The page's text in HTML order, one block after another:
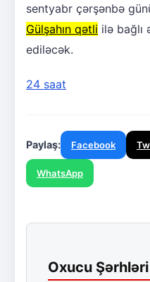
sentyabr çərşənbə
Gülşahın qətli ilə bağlı
ediləcək.
24 saat
Paylaş: Facebook
WhatsApp
Oxucu Şərhləri